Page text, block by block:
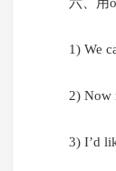
六、用
1) We
2) Now
3) I’d